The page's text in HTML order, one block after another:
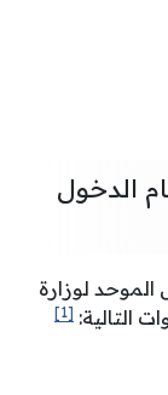
الدخول
لوزارة
التالية: [1]